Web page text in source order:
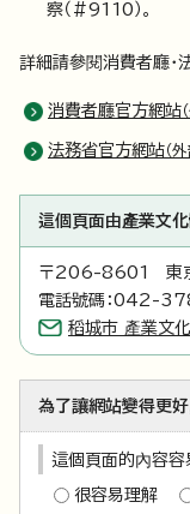
察（＃9110）。
詳細請參閱消費者廳・
消費者廳官方網站
法務省官方網站（
這個頁面由產業文
〒206-8601 東京
電話號碼：042-
稻城市 產業文
為了讓網站變得更好
這個頁面的內容容
很容易理解